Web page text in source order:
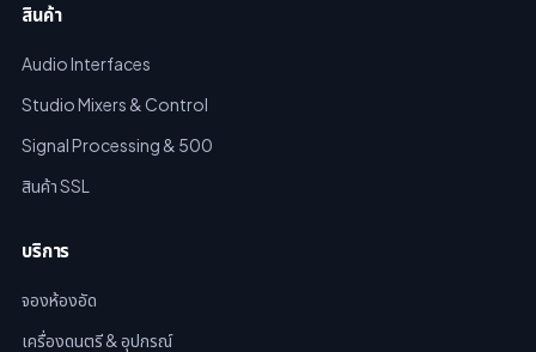
สินค้า
Audio Interfaces
Studio Mixers & Control
Signal Processing & 500
สินค้า SSL
บริการ
จองห้องอัด
เครื่องดนตรี & อุปกรณ์